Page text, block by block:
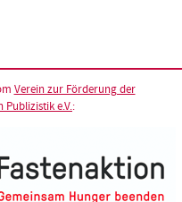
Verein zur Förderung der
e.V.: